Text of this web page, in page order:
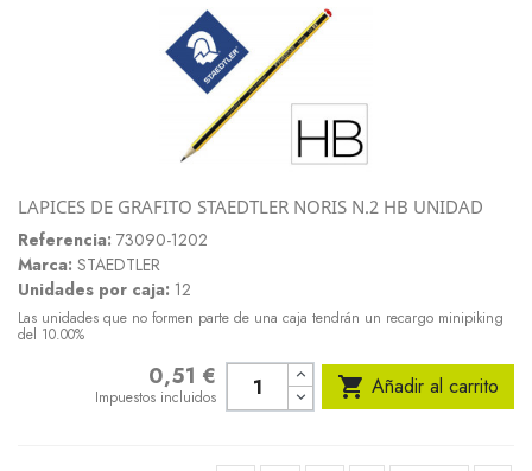
LAPICES DE GRAFITO STAEDTLER NORIS N.2 HB UNIDAD
Referencia: 73090-1202
Marca: STAEDTLER
Unidades por caja: 12
Las unidades que no formen parte de una caja tendrán un recargo minipiking
del 10.00%
0,51 €
Impuestos incluidos  Añadir al carrito